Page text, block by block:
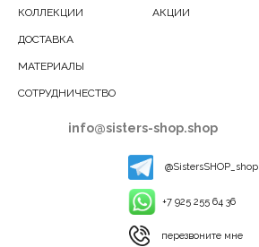
info@sisters-shop.shop
ДОСТАВКА
КОЛЛЕКЦИИ АКЦИИ
@SistersSHOP_shop
+7 925 255 64 36
перезвоните мне
МАТЕРИАЛЫ
СОТРУДНИЧЕСТВО